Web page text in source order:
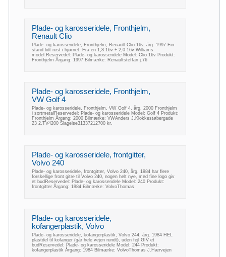
Plade- og karosseridele, Fronthjelm,
Renault Clio
Plade- og karosseridele, Fronthjelm, Renault Clio 16v, årg. 1997 Fin
stand lidt rust i hjørnet. Fra en 1,8 16v + 2,0 16v Williams
model.Reservedel: Plade- og karosseridele Model: Clio 16v Produkt:
Fronthjelm Årgang: 1997 Bilmærke: Renaultsteffan j.76
Plade- og karosseridele, Fronthjelm,
VW Golf 4
Plade- og karosseridele, Fronthjelm, VW Golf 4, årg. 2000 Fronthjelm
i sortmetalReservedel: Plade- og karosseridele Model: Golf 4 Produkt:
Fronthjelm Årgang: 2000 Bilmærke: VWAnders J.Klokkestøbergade
23 2.TV4200 Slagelse31337212700 kr.
Plade- og karosseridele, frontgitter,
Volvo 240
Plade- og karosseridele, frontgitter, Volvo 240, årg. 1984 har flere
forskellige front gitre til Volvo 240, nogen helt nye, med fine logo giv
et budReservedel: Plade- og karosseridele Model: 240 Produkt:
frontgitter Årgang: 1984 Bilmærke: VolvoThomas
Plade- og karosseridele,
kofangerplastik, Volvo
Plade- og karosseridele, kofangerplastik, Volvo 244, årg. 1984 HEL
plastdel til kofanger (går hele vejen rundt), uden fejl GIV et
budReservedel: Plade- og karosseridele Model: 244 Produkt:
kofangerplastik Årgang: 1984 Bilmærke: VolvoThomas J.Hærvejen